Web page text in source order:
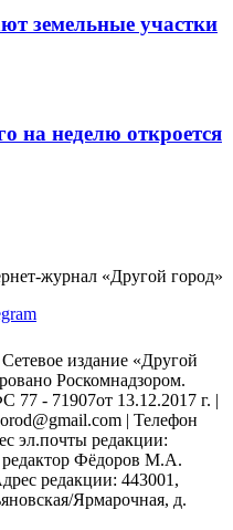
земельные участки
на неделю откроется
журнал «Другой город»
издание «Другой
Роскомнадзором.
- 71907от 13.12.2017 г. |
| Телефон
эл.почты редакции:
Фёдоров М.А.
редакции: 443001,
Ярмарочная, д.